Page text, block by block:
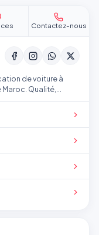
Contactez-nous
de voiture à
Qualité,